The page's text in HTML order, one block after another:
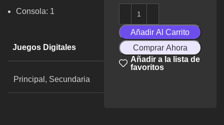
Consola: 1
Juegos Digitales
Principal, Secundaria
Añadir Al Carrito
Comprar Ahora
Añadir a la lista de
favoritos